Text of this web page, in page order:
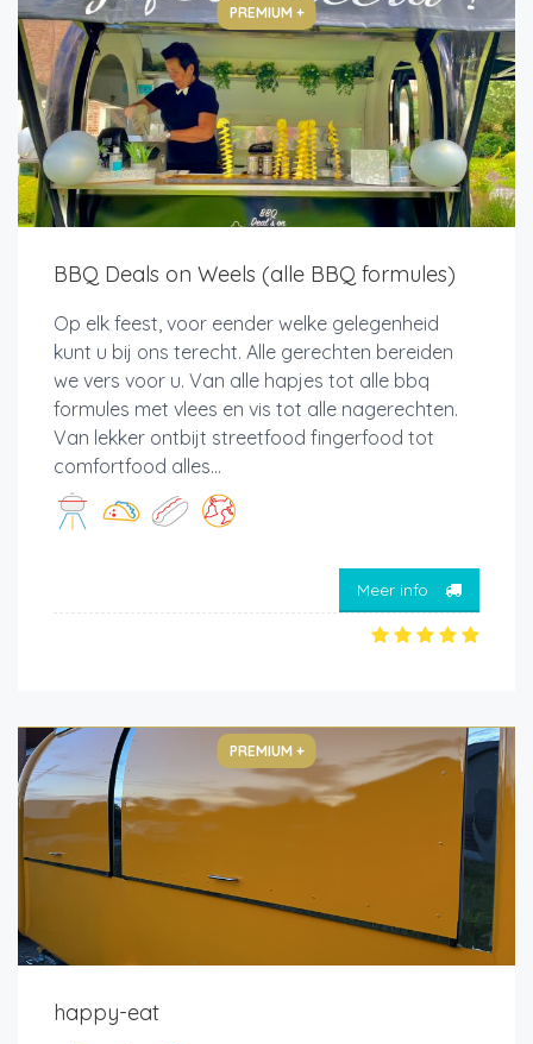
PREMIUM +
BBQ Deals on Weels (alle BBQ formules)
Op elk feest, voor eender welke gelegenheid
kunt u bij ons terecht. Alle gerechten bereiden
we vers voor u. Van alle hapjes tot alle bbq
formules met vlees en vis tot alle nagerechten.
Van lekker ontbijt streetfood fingerfood tot
comfortfood alles...
Meer info
PREMIUM +
happy-eat